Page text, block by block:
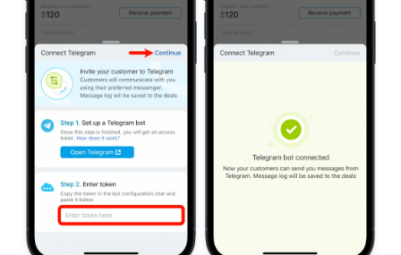
Enterprise
Bitrix24 On-Premise
Bitrix24 Messenger
Domande generali